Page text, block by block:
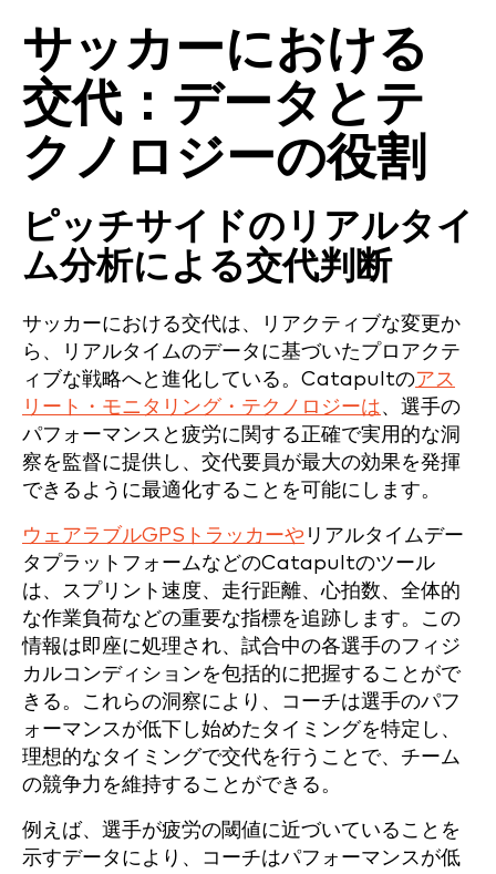
サッカーにおける
交代：データとテ
クノロジーの役割
ピッチサイドのリアルタイ
ム分析による交代判断
サッカーにおける交代は、リアクティブな変更か
ら、リアルタイムのデータに基づいたプロアクテ
ィブな戦略へと進化している。Catapultのアス
リート・モニタリング・テクノロジーは、選手の
パフォーマンスと疲労に関する正確で実用的な洞
察を監督に提供し、交代要員が最大の効果を発揮
できるように最適化することを可能にします。
ウェアラブルGPSトラッカーや リアルタイムデー
タプラットフォームなどのCatapultのツール
は、スプリント速度、走行距離、心拍数、全体的
な作業負荷などの重要な指標を追跡します。この
情報は即座に処理され、試合中の各選手のフィジ
カルコンディションを包括的に把握することがで
きる。これらの洞察により、コーチは選手のパフ
ォーマンスが低下し始めたタイミングを特定し、
理想的なタイミングで交代を行うことで、チーム
の競争力を維持することができる。
例えば、選手が疲労の閾値に近づいていることを
示すデータにより、コーチはパフォーマンスが低